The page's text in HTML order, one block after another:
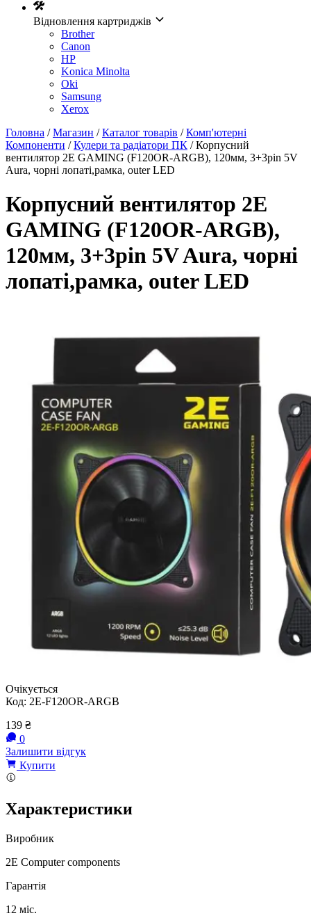
Відновлення картриджів
Brother
Canon
HP
Konica Minolta
Oki
Samsung
Xerox
Головна /Магазин /Каталог товарів /Комп'ютерні
Компоненти /Кулери та радіатори ПК / Корпусний
вентилятор 2E GAMING (F120OR-ARGB), 120мм, 3+3pin 5V
Aura, чорні лопаті,рамка, outer LED
Корпусний вентилятор 2E
GAMING (F120OR-ARGB),
120мм, 3+3pin 5V Aura, чорні
лопаті,рамка, outer LED
Очікується
Код: 2E-F120OR-ARGB
139 ₴
0
Залишити відгук
Купити
Характеристики
Виробник
2E Computer components
Гарантія
12 міс.